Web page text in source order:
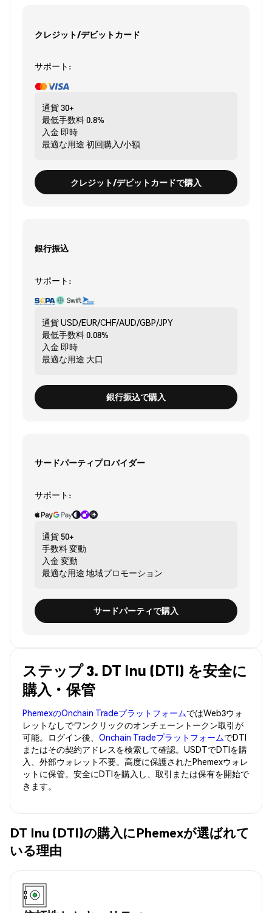
クレジット/デビットカード
サポート:
通貨30+
最低手数料0.8%
入金 即時
最適な用途 初回購入/小額
クレジット/デビットカードで購入
銀行振込
サポート:
通貨USD/EUR/CHF/AUD/GBP/JPY
最低手数料0.08%
入金 即時
最適な用途 大口
銀行振込で購入
サードパーティプロバイダー
サポート:
通貨 50+
手数料変動
入金 変動
最適な用途 地域プロモーション
サードパーティで購入
ステップ 3. DT Inu (DTI) を安全に
購入・保管
PhemexのOnchain TradeプラットフォームではWeb3ウォ
レットなしでワンクリックのオンチェーントークン取引が
可能。ログイン後、 Onchain TradeプラットフォームでDTI
またはその契約アドレスを検索して確認。USDTでDTIを購
入、外部ウォレット不要。高度に保護されたPhemexウォレ
ットに保管。安全にDTIを購入し、取引または保有を開始で
きます。
DT Inu (DTI)の購入にPhemexが選ばれて
いる理由